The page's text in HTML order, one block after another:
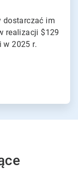
dostarczać im
realizacji $129
w 2025 r.